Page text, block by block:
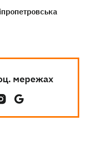
мережах